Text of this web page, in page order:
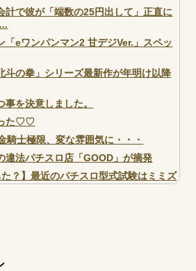
計で彼が「端数の25円出して」正直に
「eワンパンマン2 甘デジVer.」スペッ
斗の拳」シリーズ最新作が年明け以降
事を決意しました。
た♡♡
騎士極限、変な雰囲気に・・・
違法パチスロ店「GOOD」が摘発
た？】最近のパチスロ型式試験はミミズ
ット評価はコイン持ちの悪い疑似ボ天